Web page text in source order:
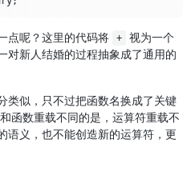
点呢？这里的代码将 +
视为一个
对新人结婚的过程抽象成了通用的
类似，只不过把函数名换成了关键
函数重载不同的是，运算符重载不
语义，也不能创造新的运算符，更